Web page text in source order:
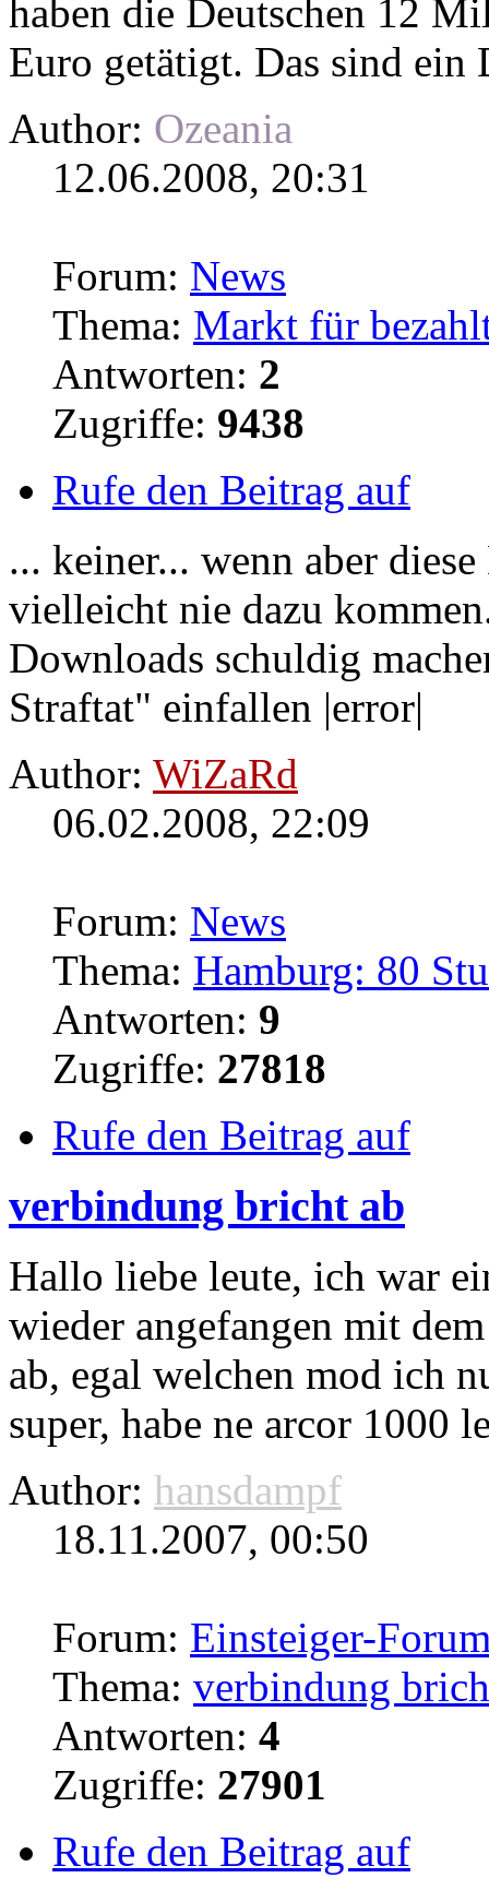
haben die Deutschen 12
Euro getätigt. Das sind ein
Author: Ozeania
12.06.2008, 20:31
Forum: News
Thema: Markt für
Antworten: 2
Zugriffe: 9438
Rufe den Beitrag auf
... keiner... wenn aber
vielleicht nie dazu
Downloads schuldig
Straftat" einfallen |error|
Author: WiZaRd
06.02.2008, 22:09
Forum: News
Thema: Hamburg: 80
Antworten: 9
Zugriffe: 27818
Rufe den Beitrag auf
verbindung bricht ab
Hallo liebe leute, ich war
wieder angefangen mit
ab, egal welchen mod ich
super, habe ne arcor 1000
Author: hansdampf
18.11.2007, 00:50
Forum: Einsteiger-
Thema: verbindung
Antworten: 4
Zugriffe: 27901
Rufe den Beitrag auf